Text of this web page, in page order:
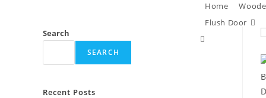
Home
Flush Door
Toggle
Search
SEARCH
Recent Posts